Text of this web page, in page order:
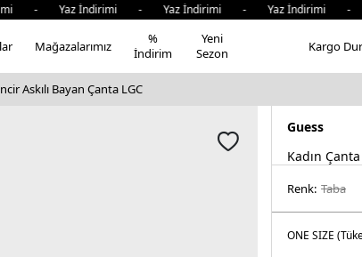
İndirimi - Yaz İndirimi - Yaz İndirimi
Mağazalarımız
%
İndirim
Yeni
Sezon
Kargo
Askılı Bayan Çanta LGC
Guess
Kadın Çanta
Renk: taba